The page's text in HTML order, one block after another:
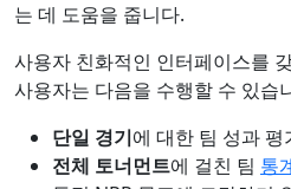
는 데 도움을 줍니다.
사용자 친화적인 인터페이스를
사용자는 다음을 수행할 수 있습
단일 경기에 대한 팀 성과 평
전체 토너먼트에 걸친 팀 통